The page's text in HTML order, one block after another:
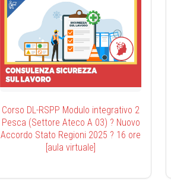
Corso DL-RSPP Modulo integrativo 2
Pesca (Settore Ateco A 03) ? Nuovo
Accordo Stato Regioni 2025 ? 16 ore
[aula virtuale]